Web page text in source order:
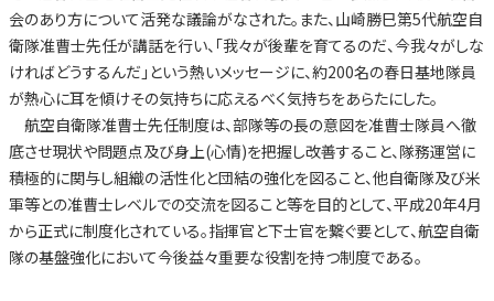
会のあり方について活発な議論がなされた。また、山崎勝巳第5代航空自
衛隊准曹士先任が講話を行い、「我々が後輩を育てるのだ、今我々がしな
ければどうするんだ」という熱いメッセージに、約200名の春日基地隊員
が熱心に耳を傾けその気持ちに応えるべく気持ちをあらたにした。
航空自衛隊准曹士先任制度は、部隊等の長の意図を准曹士隊員へ徹
底させ現状や問題点及び身上(心情)を把握し改善すること、隊務運営に
積極的に関与し組織の活性化と団結の強化を図ること、他自衛隊及び米
軍等との准曹士レベルでの交流を図ること等を目的として、平成20年4月
から正式に制度化されている。指揮官と下士官を繋ぐ要として、航空自衛
隊の基盤強化において今後益々重要な役割を持つ制度である。